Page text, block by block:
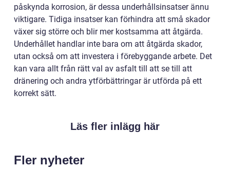
påskynda korrosion, är dessa underhållsinsatser ännu
viktigare. Tidiga insatser kan förhindra att små skador
växer sig större och blir mer kostsamma att åtgärda.
Underhållet handlar inte bara om att åtgärda skador,
utan också om att investera i förebyggande arbete. Det
kan vara allt från rätt val av asfalt till att se till att
dränering och andra ytförbättringar är utförda på ett
korrekt sätt.
Läs fler inlägg här
Fler nyheter